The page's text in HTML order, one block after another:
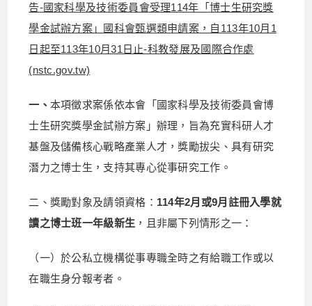
告-國家科學及技術委員會受理114年「博士生研究獎
學金試辦方案」國科會甄選類申請案，自113年10月1
日起至113年10月31日止-科教發展及國際合作處
(nstc.gov.tw)
一、 本項徵求案係依本會「國家科學及技術委員會博
士生研究獎學金試辦方案」辦理，旨為充實科研人才
基盤及儲備核心戰略產業人才，獎勵拔尖、具有研究
潛力之博士生，支持其專心從事研究工作。
二、獎勵對象及請領資格： 114年2月或9月註冊入學就
讀之博士班一年級新生 ，且非屬下列情形之一：
（一）於公私立機構從事專職全時之有給職工作或以
在職生身分報考者。